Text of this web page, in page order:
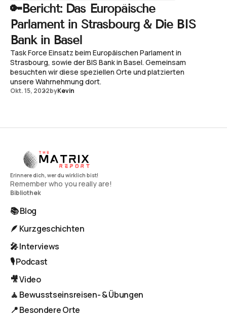
🔑Bericht: Das Europäische
Parlament in Strasbourg & Die BIS
Bank in Basel
Task Force Einsatz beim Europäischen Parlament in
Strasbourg, sowie der BIS Bank in Basel. Gemeinsam
besuchten wir diese speziellen Orte und platzierten
unsere Wahrnehmung dort.
Okt. 15, 2022byKevin
Remember who you really are!
Bibliothek
📚 Blog
🪶 Kurzgeschichten
🎤 Interviews
🎙️ Podcast
🎥 Video
🧘 Bewusstseinsreisen- & Übungen
📍 Besondere Orte